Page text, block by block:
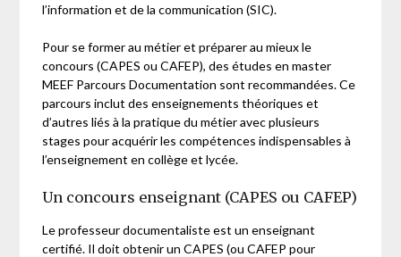
l’information et de la communication (SIC).
Pour se former au métier et préparer au mieux le
concours (CAPES ou CAFEP), des études en master
MEEF Parcours Documentation sont recommandées. Ce
parcours inclut des enseignements théoriques et
d’autres liés à la pratique du métier avec plusieurs
stages pour acquérir les compétences indispensables à
l’enseignement en collège et lycée.
Un concours enseignant (CAPES ou CAFEP)
Le professeur documentaliste est un enseignant
certifié. Il doit obtenir un CAPES (ou CAFEP pour